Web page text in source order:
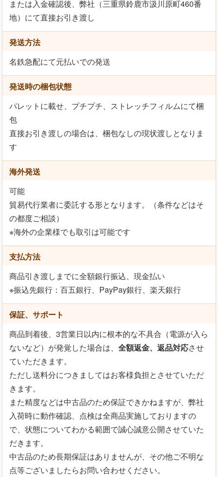
または入金確認後、弊社（三重県鈴鹿市汲川原町460番
地）にて直接お引き渡し
発送方法
名鉄急配にて元払いでの発送
発送時の梱包状態
パレットに載せ、プチプチ、ストレッチフィルムにて梱
包
直接お引き渡しの場合は、梱包なしの現状渡しとなりま
す
海外発送
可能
貿易代行業者に委託する形となります。（条件などはそ
の都度ご相談）
※海外の企業様でも取引は可能です
支払方法
商品引き渡しまでに全額銀行振込、現金払い
※振込先銀行：百五銀行、PayPay銀行、楽天銀行
保証、サポート
商品到着後、3営業日以内に根本的な不具合（電源が入ら
ないなど）が発覚した場合は、 全額返金、返品対応させ
ていただきます。
ただし送料分につきましてはお客様負担とさせていただ
きます。
また精度などは中古品のため保証できかねますが、弊社
入荷時に動作確認、点検は全商品実施しておりますの
で、状態についてわかる範囲で誠心誠意公開させていた
だきます。
中古品のため長期保証はありませんが、その他ご不明な
点等ございましたらお問い合わせください。